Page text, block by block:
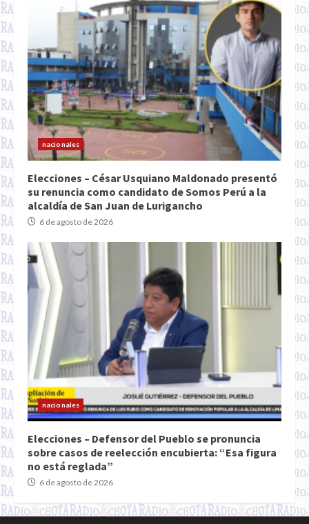
nacionales
Elecciones – César Usquiano Maldonado presentó
su renuncia como candidato de Somos Perú a la
alcaldía de San Juan de Lurigancho
6 de agosto de 2026
nacionales
Elecciones – Defensor del Pueblo se pronuncia
sobre casos de reelección encubierta: “Esa figura
no está reglada”
6 de agosto de 2026